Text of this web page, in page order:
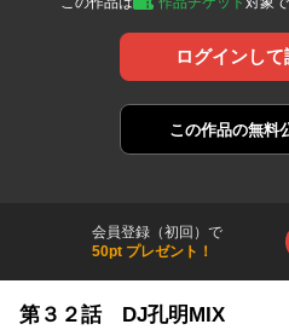
ログインして
この作品の無料
会員登録（初回）で
50pt プレゼント！
第３２話 DJ孔明MIX